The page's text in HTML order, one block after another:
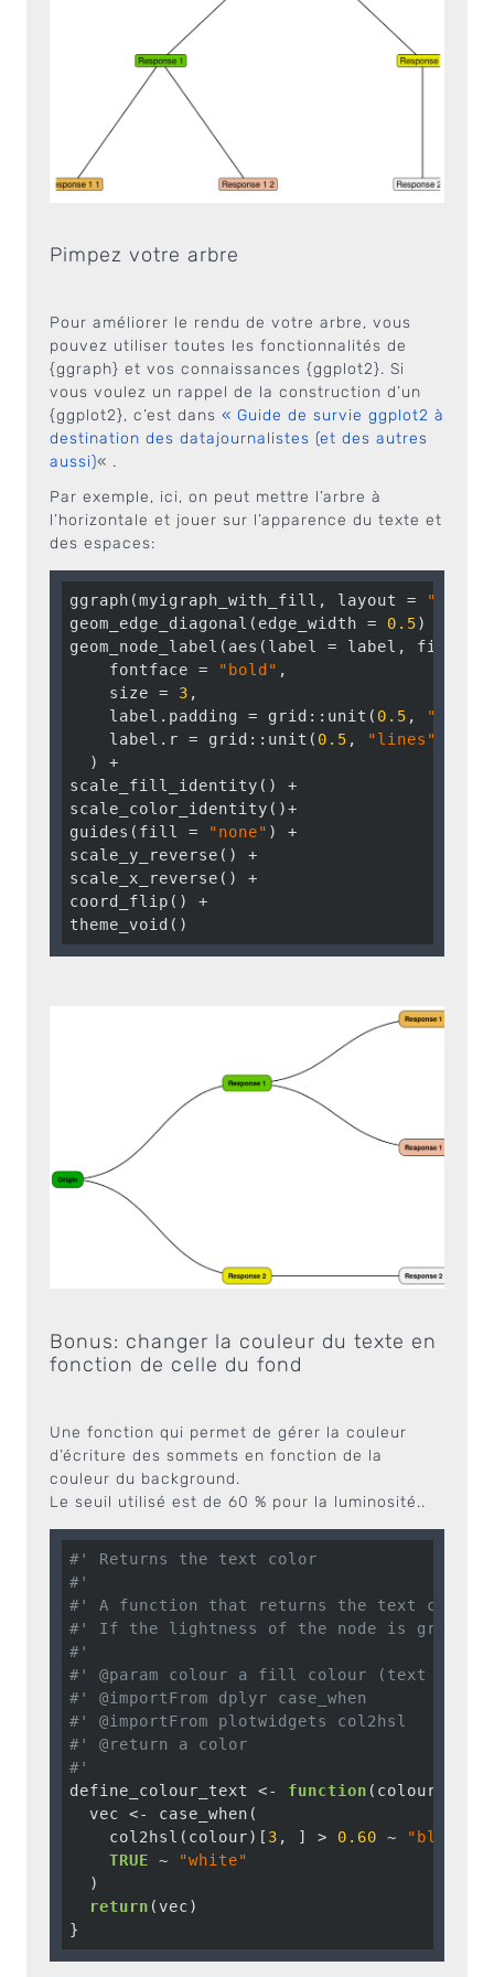
Pimpez votre arbre
Pour améliorer le rendu de votre arbre, vous
pouvez utiliser toutes les fonctionnalités de
{ggraph} et vos connaissances {ggplot2}. Si
vous voulez un rappel de la construction d’un
{ggplot2}, c’est dans « Guide de survie ggplot2 à
destination des datajournalistes (et des autres
aussi)« .
Par exemple, ici, on peut mettre l’arbre à
l’horizontale et jouer sur l’apparence du texte et
des espaces:
ggraph(myigraph_with_fill, layout =
geom_edge_diagonal(edge_width = 0.5) +
geom_node_label(aes(label = label, fill
    fontface =
"bold" ,
    size =
3 ,
    label.padding = grid::unit(
0.5 ,
    label.r = grid::unit(
0.5 , "lines"
  ) +
scale_fill_identity() +
scale_color_identity()+
guides(fill =
"none" ) +
scale_y_reverse() +
scale_x_reverse() +
coord_flip() +
theme_void()
Bonus: changer la couleur du texte en
fonction de celle du fond
Une fonction qui permet de gérer la couleur
d’écriture des sommets en fonction de la
couleur du background.
Le seuil utilisé est de 60 % pour la luminosité..
#' Returns the text color
#'
#' A function that returns the text color
#' If the lightness of the node is greater
#'
#' @param colour a fill colour (text or
#' @importFrom dplyr case_when
#' @importFrom plotwidgets col2hsl
#' @return a color
#'
define_colour_text <- function (colour) {
  vec <- case_when(
    col2hsl(colour)[
3 , ] > 0.60 ~ "black"
TRUE ~
"white"
  )
return (vec)
}